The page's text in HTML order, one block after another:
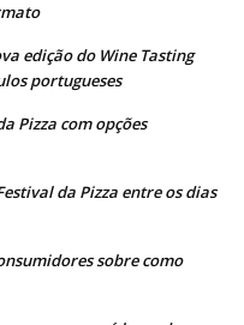
edição do Wine Tasting
portugueses
Pizza com opções
da Pizza entre os dias
sobre como